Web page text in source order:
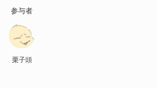
参与者
栗子頭